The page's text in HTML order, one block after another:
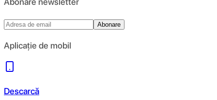
Abonare
Aplicație de mobil
Descarcă